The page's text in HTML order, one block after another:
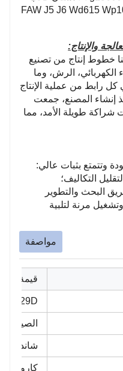
خطوط إنتاج من تصنيع
الكهربائي، الرش، وما
رابط من عملية الإنتاج
إنشاء المصنع، جمعت
شراكة طويلة الأمد، مما
وتتمتع بثبات عالي:
التكاليف؛
البحث والتطوير
مرنة لتلبية
مواصفة
قيمة
29D
الصين
شاندونغ
كاروتشي